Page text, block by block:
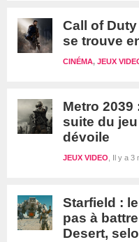
Call of
se trouve
CINÉMA, JEUX
Metro 2039
suite du
dévoile
Il y a 3
JEUX VIDEO
Starfield :
pas à
Desert,